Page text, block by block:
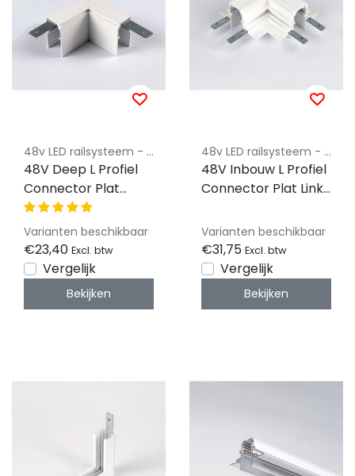
48v LED railsysteem - Powergear
48V Deep L Profiel
Connector Plat
Rechts - Wit
Varianten beschikbaar
€23,40 Excl. btw
Vergelijk
Bekijken
48v LED railsysteem - Powergear
48V Inbouw L Profiel
Connector Plat Links
Varianten beschikbaar
€31,75 Excl. btw
Vergelijk
Bekijken